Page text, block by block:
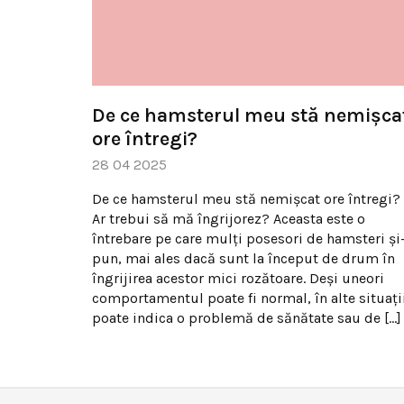
De ce hamsterul meu stă
ore întregi?
28 04 2025
De ce hamsterul meu stă nemișcat ore întregi?
Ar trebui să mă îngrijorez? Aceasta este o
întrebare pe care mulți posesori de hamsteri
pun, mai ales dacă sunt la început de drum în
îngrijirea acestor mici rozătoare. Deși uneori
comportamentul poate fi normal, în alte situații
poate indica o problemă de sănătate sau de […]